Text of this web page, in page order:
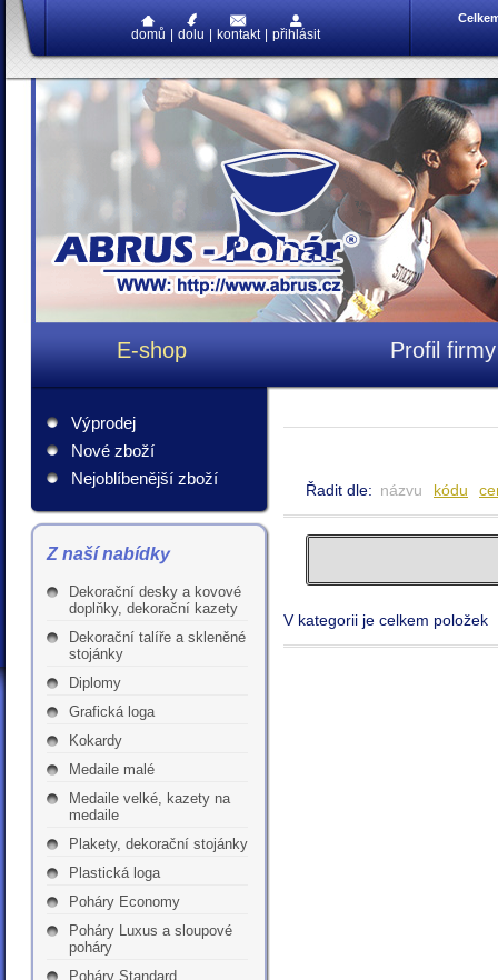
domů dolu kontakt přihlásit
E-shop Profil firmy
Výprodej
Nové zboží
Nejoblíbenější zboží
Z naší nabídky
Dekorační desky a kovové
doplňky, dekorační kazety
Dekorační talíře a skleněné
stojánky
Diplomy
Grafická loga
Kokardy
Medaile malé
Medaile velké, kazety na
medaile
Plakety, dekorační stojánky
Plastická loga
Poháry Economy
Poháry Luxus a sloupové
poháry
Poháry Standard
Řadit dle: názvu kódu
V kategorii je celkem položek